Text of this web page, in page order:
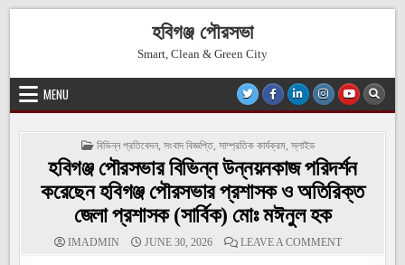
হবিগঞ্জ পৌরসভা
Smart, Clean & Green City
MENU
POSTED
বিভিন্ন প্রতিবেদন, সংবাদ বিজ্ঞপ্তি, সাম্প্রতিক কার্যক্রম, স্লাইড
হবিগঞ্জ পৌরসভার বিভিন্ন উন্নয়নকাজ পরিদর্শন
করেছেন হবিগঞ্জ পৌরসভার প্রশাসক ও অতিরিক্ত
জেলা প্রশাসক (সার্বিক) মোঃ মঈনুল হক
IMADMIN JUNE 30, 2026 LEAVE A COMMENTON